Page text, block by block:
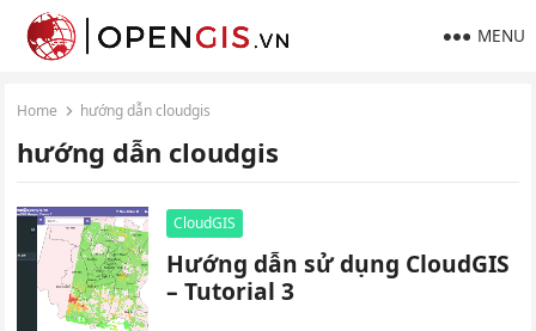
MENU
Home hướng dẫn cloudgis
hướng dẫn cloudgis
CloudGIS
Hướng dẫn sử dụng CloudGIS
– Tutorial 3